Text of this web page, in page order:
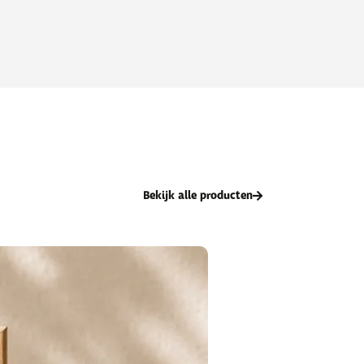
Bekijk alle producten